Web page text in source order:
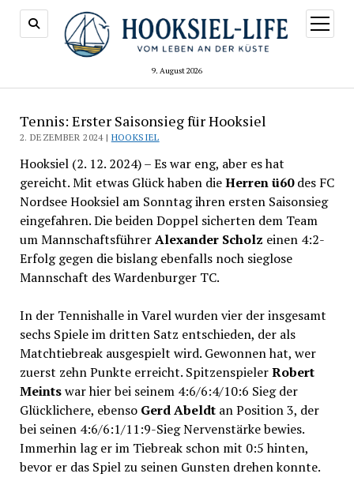
9. August 2026
Menü
öffnen
Tennis: Erster Saisonsieg für Hooksiel
2. DEZEMBER 2024 | HOOKSIEL
Hooksiel (2. 12. 2024) – Es war eng, aber es hat
gereicht. Mit etwas Glück haben dieHerren ü60des FC
Nordsee Hooksiel am Sonntag ihren ersten Saisonsieg
eingefahren. Die beiden Doppel sicherten dem Team
um MannschaftsführerAlexander Scholz einen 4:2-
Erfolg gegen die bislang ebenfalls noch sieglose
Mannschaft des Wardenburger TC.
In der Tennishalle in Varel wurden vier der insgesamt
sechs Spiele im dritten Satz entschieden, der als
Matchtiebreak ausgespielt wird. Gewonnen hat, wer
zuerst zehn Punkte erreicht. SpitzenspielerRobert
Meintswar hier bei seinem 4:6/6:4/10:6 Sieg der
Glücklichere, ebenso Gerd Abeldtan Position 3, der
bei seinen 4:6/6:1/11:9-Sieg Nervenstärke bewies.
Immerhin lag er im Tiebreak schon mit 0:5 hinten,
bevor er das Spiel zu seinen Gunsten drehen konnte.